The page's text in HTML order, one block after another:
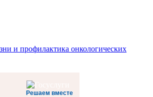
и профилактика онкологических
Решаем вместе